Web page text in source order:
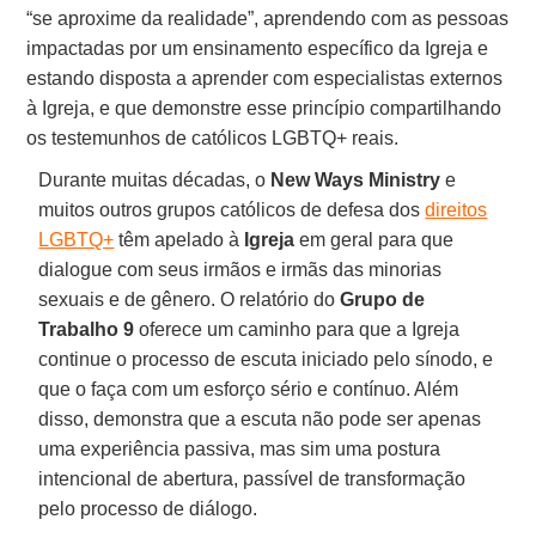
“se aproxime da realidade”, aprendendo com as pessoas
impactadas por um ensinamento específico da Igreja e
estando disposta a aprender com especialistas externos
à Igreja, e que demonstre esse princípio compartilhando
os testemunhos de católicos LGBTQ+ reais.
Durante muitas décadas, o New Ways Ministry e
muitos outros grupos católicos de defesa dosdireitos
LGBTQ+ têm apelado à Igreja em geral para que
dialogue com seus irmãos e irmãs das minorias
sexuais e de gênero. O relatório do Grupo de
Trabalho 9 oferece um caminho para que a Igreja
continue o processo de escuta iniciado pelo sínodo, e
que o faça com um esforço sério e contínuo. Além
disso, demonstra que a escuta não pode ser apenas
uma experiência passiva, mas sim uma postura
intencional de abertura, passível de transformação
pelo processo de diálogo.